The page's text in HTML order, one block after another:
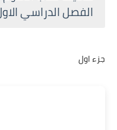
الفصل الدراسي
جزء اول